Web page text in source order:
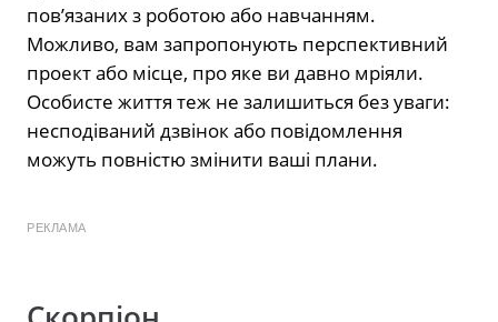
пов’язаних з роботою або навчанням.
Можливо, вам запропонують перспективний
проект або місце, про яке ви давно мріяли.
Особисте життя теж не залишиться без уваги:
несподіваний дзвінок або повідомлення
можуть повністю змінити ваші плани.
РЕКЛАМА